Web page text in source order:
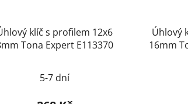
klíč s profilem 12x6
Tona Expert E113370
5-7 dní
Úhlový
16mm